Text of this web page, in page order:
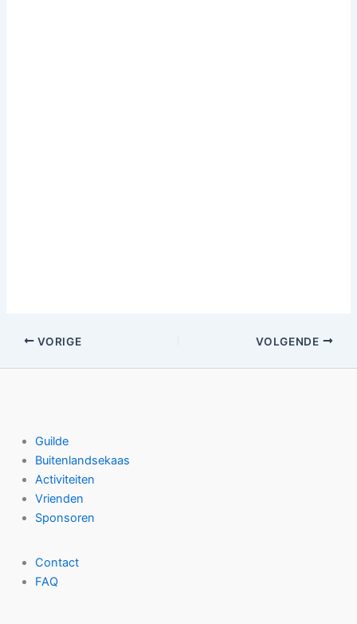
VORIGE VOLGENDE
Guilde
Buitenlandsekaas
Activiteiten
Vrienden
Sponsoren
Contact
FAQ